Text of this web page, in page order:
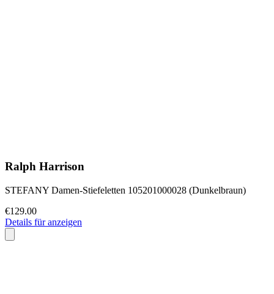
Ralph Harrison
STEFANY Damen-Stiefeletten 105201000028 (Dunkelbraun)
€129.00
Details für anzeigen